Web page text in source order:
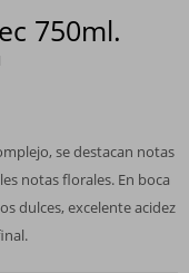
750ml.
se destacan notas
notas florales. En boca
dulces, excelente acidez